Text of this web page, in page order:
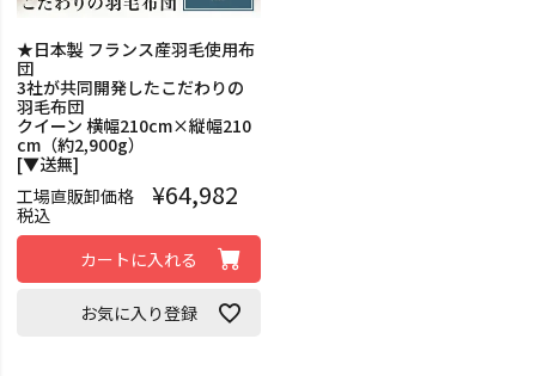
★日本製 フランス産羽毛使用布
団
3社が共同開発したこだわりの
羽毛布団
クイーン 横幅210cm×縦幅210
cm（約2,900g）
[▼送無]
工場直販卸価格
¥64,982
税込
カートに入れる
お気に入り登録